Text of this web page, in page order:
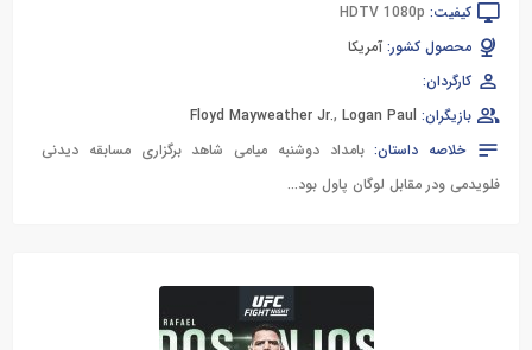
کیفیت: HDTV 1080p
محصول کشور: آمریکا
کارگردان:
بازیگران:
Floyd Mayweather Jr., Logan Paul
خلاصه داستان:بامداد دوشنبه میامی شاهد برگزاری مسابقه دیدنی
فلویدمی ودر مقابل لوگان پاول بود...